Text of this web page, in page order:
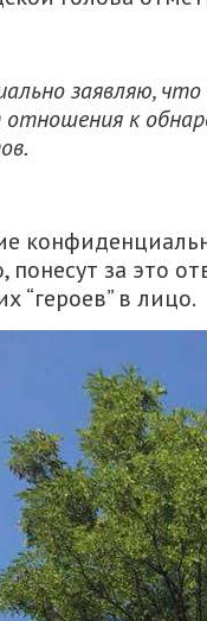
заявляю,
к
понесут за это
“героев” в лицо.